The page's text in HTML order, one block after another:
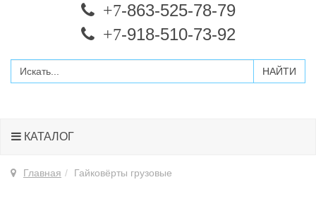
+7-863-525-78-79
+7-918-510-73-92
КАТАЛОГ
Главная Гайковёрты грузовые